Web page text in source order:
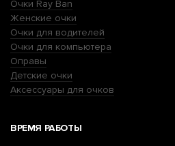
Очки Ray Ban
Женские очки
Очки для водителей
Очки для компьютера
Оправы
Детские очки
Аксессуары для очков
ВРЕМЯ РАБОТЫ